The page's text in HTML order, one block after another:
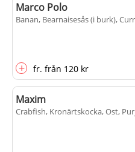
Marco Polo
Banan, Bearnaisesås (i burk),
+ fr. från 120 kr
Maxim
Crabfish, Kronärtskocka, Ost,